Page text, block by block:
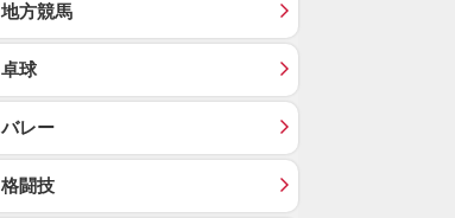
地方競馬
卓球
バレー
格闘技